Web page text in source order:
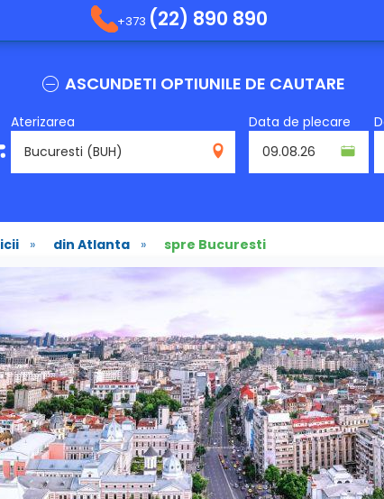
+373 (22) 890 890
ASCUNDETI OPTIUNILE DE CAUTARE
Aterizarea
Data de plecare
» din Atlanta » spre Bucuresti